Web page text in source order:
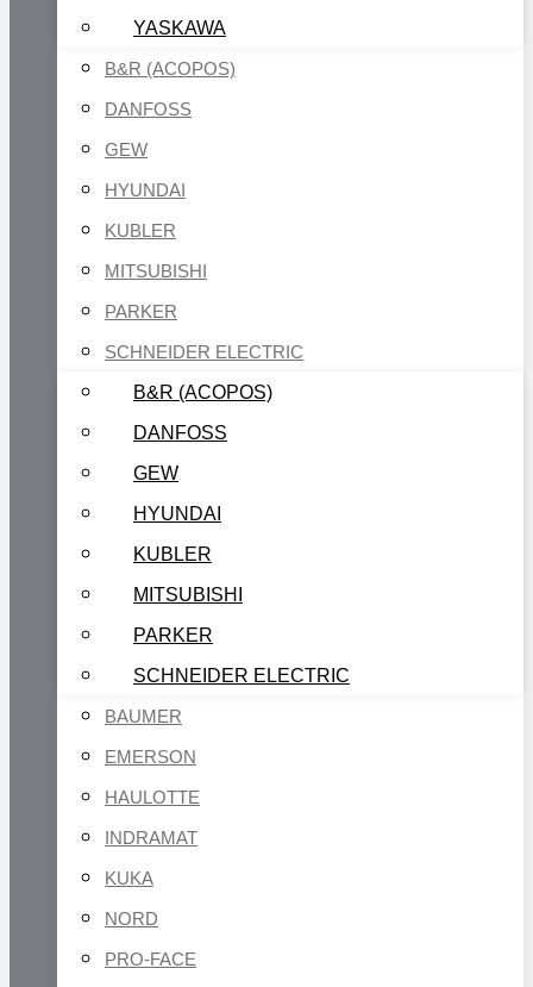
YASKAWA
B&R (ACOPOS)
DANFOSS
GEW
HYUNDAI
KUBLER
MITSUBISHI
PARKER
SCHNEIDER ELECTRIC
B&R (ACOPOS)
DANFOSS
GEW
HYUNDAI
KUBLER
MITSUBISHI
PARKER
SCHNEIDER ELECTRIC
BAUMER
EMERSON
HAULOTTE
INDRAMAT
KUKA
NORD
PRO-FACE